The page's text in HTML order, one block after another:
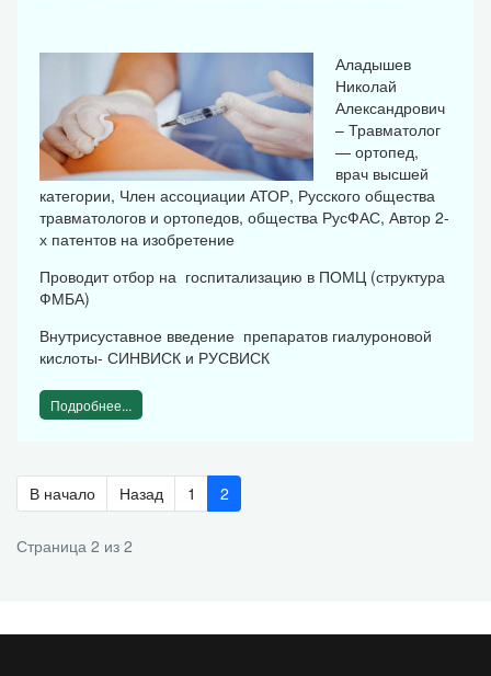
Аладышев
Николай
Александрович
– Травматолог
— ортопед,
врач высшей
категории, Член ассоциации АТОР, Русского общества
травматологов и ортопедов, общества РусФАС, Автор 2-
х патентов на изобретение
Проводит отбор на госпитализацию в ПОМЦ (структура
ФМБА)
Внутрисуставное введение препаратов гиалуроновой
кислоты- СИНВИСК и РУСВИСК
Подробнее...
В начало Назад 1 2
Страница 2 из 2